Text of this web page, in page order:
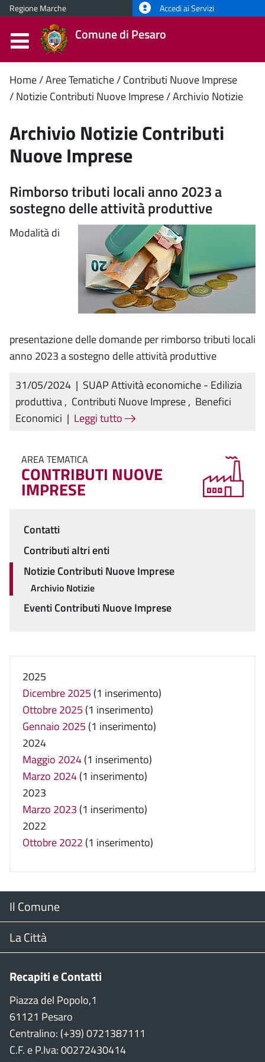
Regione Marche Accedi ai Servizi
Comune di Pesaro
Contenuto
Home Aree Tematiche Contributi Nuove Imprese
Notizie Contributi Nuove Imprese Archivio Notizie
Archivio Notizie Contributi
Nuove Imprese
Rimborso tributi locali anno 2023 a
sostegno delle attività produttive
Modalità di
presentazione delle domande per rimborso tributi locali
anno 2023 a sostegno delle attività produttive
31/05/2024 | SUAP Attività economiche - Edilizia
produttiva, Contributi Nuove Imprese, Benefici
Economici | Leggi tutto
AREA TEMATICA
CONTRIBUTI NUOVE
IMPRESE
Menu
Contatti
Contributi altri enti
Notizie Contributi Nuove Imprese
Archivio Notizie
Eventi Contributi Nuove Imprese
2025
Dicembre 2025 (1 inserimento)
Ottobre 2025 (1 inserimento)
Gennaio 2025 (1 inserimento)
2024
Maggio 2024(1 inserimento)
Marzo 2024(1 inserimento)
2023
Marzo 2023 (1 inserimento)
2022
Ottobre 2022 (1 inserimento)
Menu
Footer
Il Comune
Il Sindaco
Consiglio Comunale
CON
Garante persone con disabilità
La Città
Stradario
WiFi
Città della Musica
Recapiti e Contatti
Piazza del Popolo,1
61121 Pesaro
Centralino: (+39) 0721387111
C.F. e P.Iva: 00272430414